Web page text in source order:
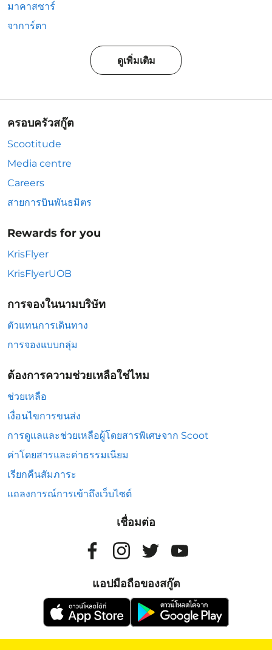
มาคาสซาร์
จาการ์ตา
ดูเพิ่มเติม
ครอบครัวสกู๊ต
Scootitude
Media centre
Careers
สายการบินพันธมิตร
Rewards for you
KrisFlyer
KrisFlyerUOB
การจองในนามบริษัท
ตัวแทนการเดินทาง
การจองแบบกลุ่ม
ต้องการความช่วยเหลือใช่ไหม
ช่วยเหลือ
เงื่อนไขการขนส่ง
การดูแลและช่วยเหลือผู้โดยสารพิเศษจาก Scoot
ค่าโดยสารและค่าธรรมเนียม
เรียกคืนสัมภาระ
แถลงการณ์การเข้าถึงเว็บไซต์
เชื่อมต่อ
แอปมือถือของสกู๊ต